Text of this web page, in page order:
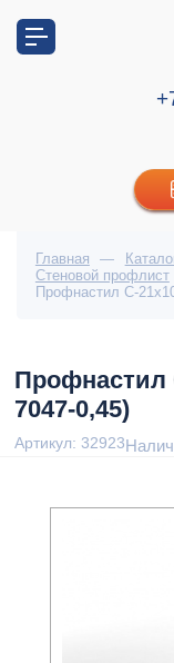
Главная —
Стеновой профлист
Профнастил С-
Профнастил
7047-0,45)
Артикул: 32923